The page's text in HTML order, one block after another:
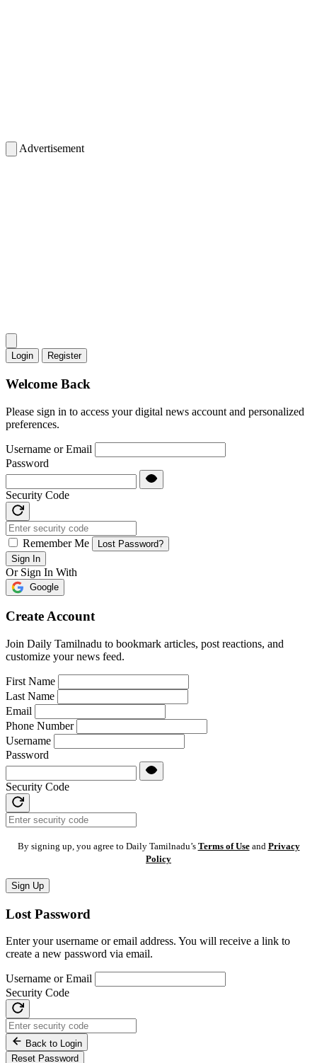
Advertisement
Login Register
Welcome Back
Please sign in to access your digital news account and personalized
preferences.
Username or Email
Password
Security Code
Remember Me
Lost Password?
Sign In
Or Sign In With
Google
Create Account
Join Daily Tamilnadu to bookmark articles, post reactions, and
customize your news feed.
First Name
Last Name
Email
Phone Number
Username
Password
Security Code
By signing up, you agree to Daily Tamilnadu’s Terms of Useand Privacy
Policy
Sign Up
Lost Password
Enter your username or email address. You will receive a link to
create a new password via email.
Username or Email
Security Code
Back to Login
Reset Password